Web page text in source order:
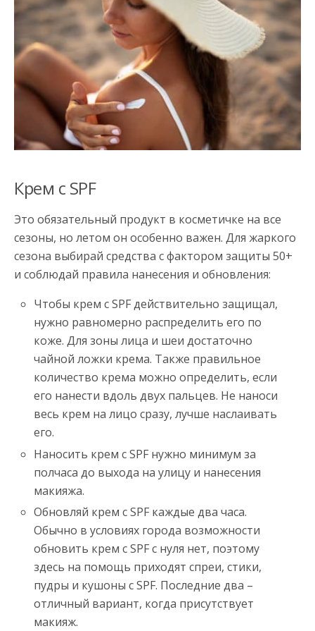
Крем с SPF
Это обязательный продукт в косметичке на все
сезоны, но летом он особенно важен. Для жаркого
сезона выбирай средства с фактором защиты 50+
и соблюдай правила нанесения и обновления:
Чтобы крем с SPF действительно защищал,
нужно равномерно распределить его по
коже. Для зоны лица и шеи достаточно
чайной ложки крема. Также правильное
количество крема можно определить, если
его нанести вдоль двух пальцев. Не наноси
весь крем на лицо сразу, лучше наслаивать
его.
Наносить крем с SPF нужно минимум за
полчаса до выхода на улицу и нанесения
макияжа.
Обновляй крем с SPF каждые два часа.
Обычно в условиях города возможности
обновить крем с SPF с нуля нет, поэтому
здесь на помощь приходят спреи, стики,
пудры и кушоны с SPF. Последние два –
отличный вариант, когда присутствует
макияж.